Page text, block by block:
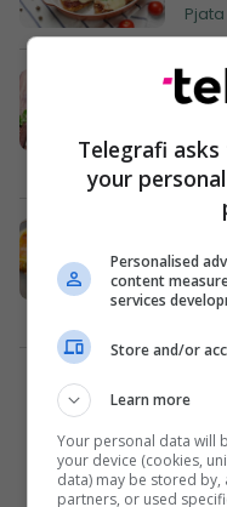
e
të
Pjata
Telegrafi
your
Personalised
content
services
Store and/or
Learn more
Your personal data will
your device (cookies,
data) may be stored by,
partners, or used